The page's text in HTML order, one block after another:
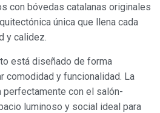
con bóvedas catalanas originales
única que llena cada
y calidez.
está diseñado de forma
comodidad y funcionalidad. La
perfectamente con el salón-
luminoso y social ideal para
Siempre activas
propias para recopilar
supone la aceptación de la
El usuario tiene la posibilidad
pudiendo, si así lo desea,
en su disco duro, aunque
dicha acción podrá ocasionar
de la página web.